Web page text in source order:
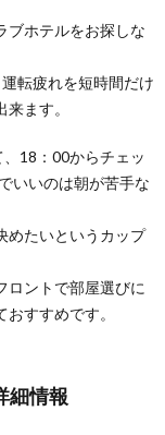
ブホテルをお探しな
転疲れを短時間だけ
ます。
18：00からチェッ
いいのは朝が苦手な
めたいというカップ
ロントで部屋選びに
すすめです。
細情報